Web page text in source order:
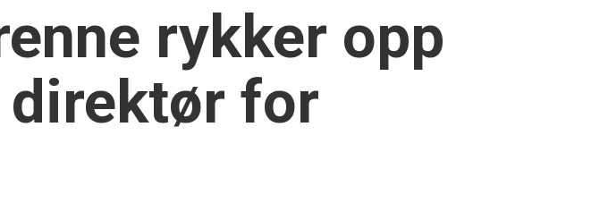
rykker opp
direktør for